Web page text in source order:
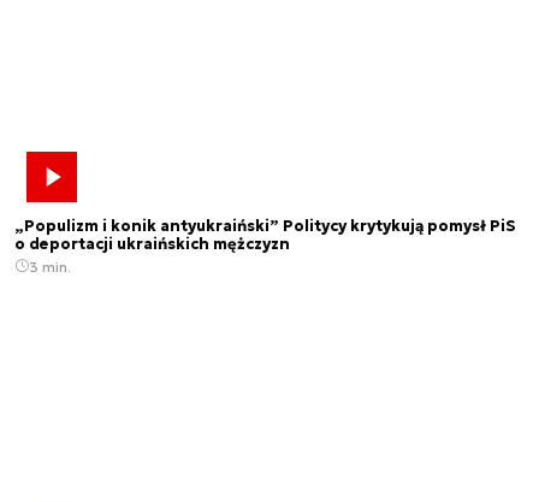
„Populizm i konik antyukraiński” Politycy krytykują pomysł PiS
o deportacji ukraińskich mężczyzn
3 min.